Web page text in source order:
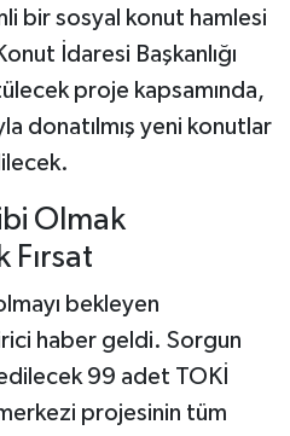
bir sosyal konut hamlesi
İdaresi Başkanlığı
proje kapsamında,
donatılmış yeni konutlar
Olmak
Fırsat
bekleyen
haber geldi. Sorgun
99 adet TOKİ
projesinin tüm